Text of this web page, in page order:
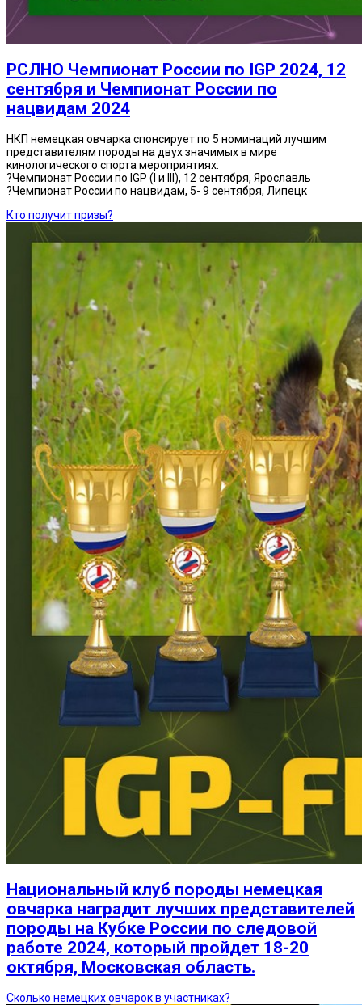
РСЛНО Чемпионат России по IGP 2024, 12
сентября и Чемпионат России по
нацвидам 2024
НКП немецкая овчарка спонсирует по 5 номинаций лучшим
представителям породы на двух значимых в мире
кинологического спорта мероприятиях:
?Чемпионат России по IGP (I и III), 12 сентября, Ярославль
?Чемпионат России по нацвидам, 5- 9 сентября, Липецк
Кто получит призы?
Национальный клуб породы немецкая
овчарка наградит лучших представителей
породы на Кубке России по следовой
работе 2024, который пройдет 18-20
октября, Московская область.
Сколько немецких овчарок в участниках?